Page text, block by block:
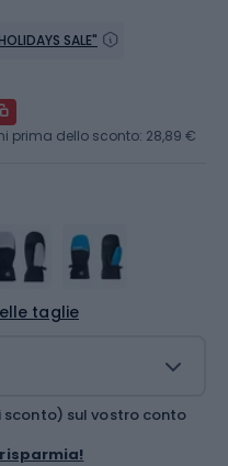
SALE"
taglie
prima dello sconto: 28,89 €
sconto) sul vostro conto